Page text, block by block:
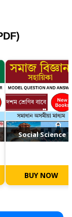
Social Science
BUY NOW